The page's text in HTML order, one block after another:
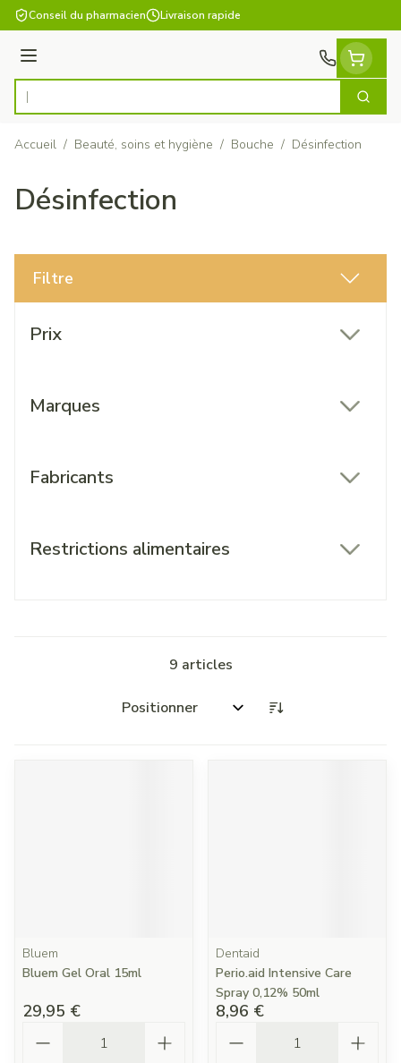
Aller au contenu
Conseil du pharmacien Livraison rapide
Menu
Rechercher
Accueil / Beauté, soins et hygiène / Bouche / Désinfection
Désinfection
Filtre
Prix
Marques
Fabricants
Restrictions alimentaires
9 articles
Trier par:
Bluem
Bluem Gel Oral 15ml
29,95 €
Dentaid
Perio.aid Intensive Care
Spray 0,12% 50ml
8,96 €